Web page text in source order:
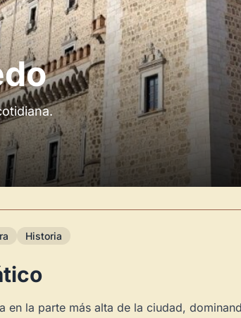
Historia
en la parte más alta de la ciudad,